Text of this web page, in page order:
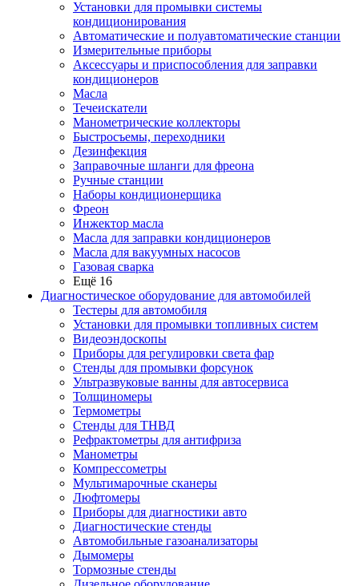
Установки для промывки системы
кондиционирования
Автоматические и полуавтоматические станции
Измерительные приборы
Аксессуары и приспособления для заправки
кондиционеров
Масла
Течеискатели
Манометрические коллекторы
Быстросъемы, переходники
Дезинфекция
Заправочные шланги для фреона
Ручные станции
Наборы кондиционерщика
Фреон
Инжектор масла
Масла для заправки кондиционеров
Масла для вакуумных насосов
Газовая сварка
Ещё 16
Диагностическое оборудование для автомобилей
Тестеры для автомобиля
Установки для промывки топливных систем
Видеоэндоскопы
Приборы для регулировки света фар
Стенды для промывки форсунок
Ультразвуковые ванны для автосервиса
Толщиномеры
Термометры
Стенды для ТНВД
Рефрактометры для антифриза
Манометры
Компрессометры
Мультимарочные сканеры
Люфтомеры
Приборы для диагностики авто
Диагностические стенды
Автомобильные газоанализаторы
Дымомеры
Тормозные стенды